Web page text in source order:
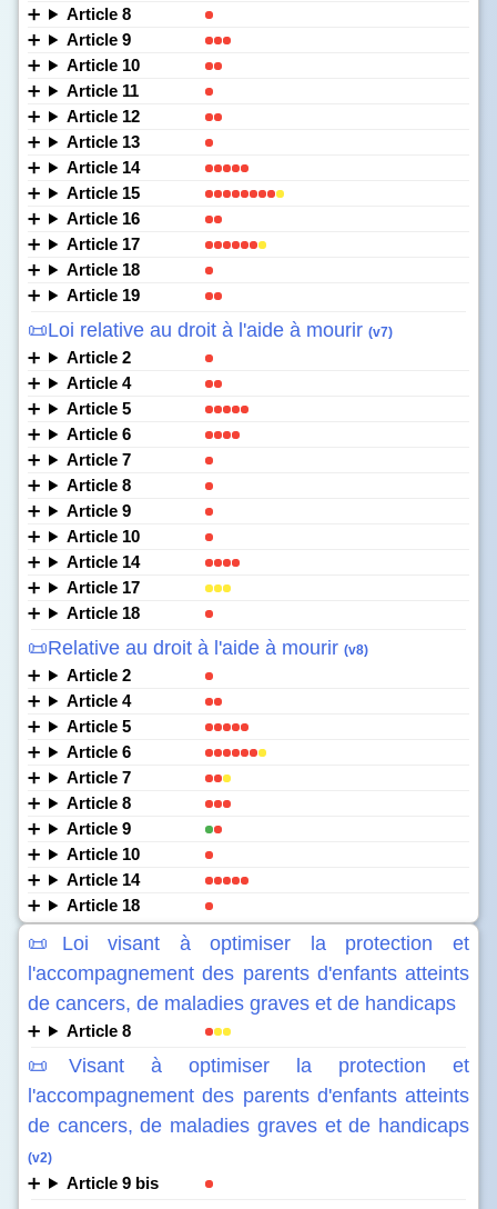
Article 8
Article 9
Article 10
Article 11
Article 12
Article 13
Article 14
Article 15
Article 16
Article 17
Article 18
Article 19
📜Loi relative au droit à l'aide à mourir (v7)
Article 2
Article 4
Article 5
Article 6
Article 7
Article 8
Article 9
Article 10
Article 14
Article 17
Article 18
📜Relative au droit à l'aide à mourir (v8)
Article 2
Article 4
Article 5
Article 6
Article 7
Article 8
Article 9
Article 10
Article 14
Article 18
📜Loi visant à optimiser la protection et
l'accompagnement des parents d'enfants atteints
de cancers, de maladies graves et de handicaps
Article 8
📜Visant à optimiser la protection et
l'accompagnement des parents d'enfants atteints
de cancers, de maladies graves et de handicaps
(v2)
Article 9 bis